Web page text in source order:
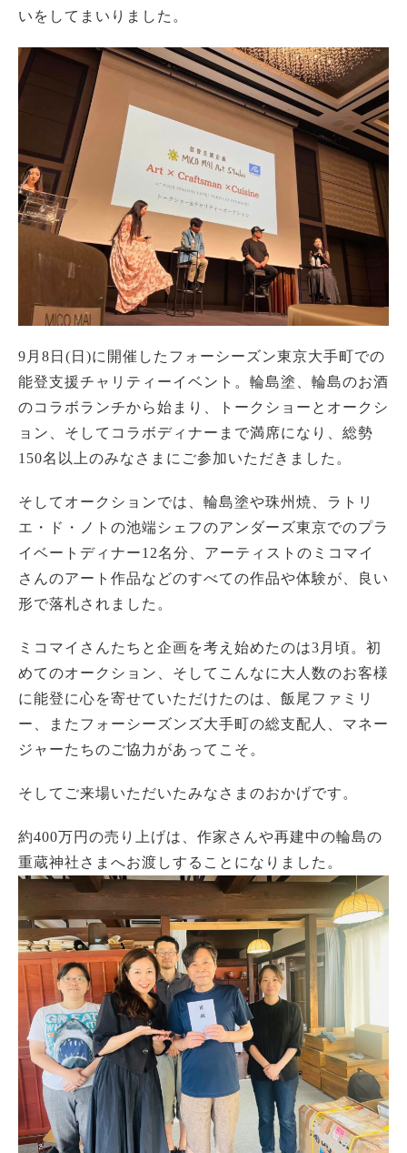
いをしてまいりました。
9月8日(日)に開催したフォーシーズン東京大手町での
能登支援チャリティーイベント。輪島塗、輪島のお酒
のコラボランチから始まり、トークショーとオークシ
ョン、そしてコラボディナーまで満席になり、総勢
150名以上のみなさまにご参加いただきました。
そしてオークションでは、輪島塗や珠州焼、ラトリ
エ・ド・ノトの池端シェフのアンダーズ東京でのプラ
イベートディナー12名分、アーティストのミコマイ
さんのアート作品などのすべての作品や体験が、良い
形で落札されました。
ミコマイさんたちと企画を考え始めたのは3月頃。初
めてのオークション、そしてこんなに大人数のお客様
に能登に心を寄せていただけたのは、飯尾ファミリ
ー、またフォーシーズンズ大手町の総支配人、マネー
ジャーたちのご協力があってこそ。
そしてご来場いただいたみなさまのおかげです。
約400万円の売り上げは、作家さんや再建中の輪島の
重蔵神社さまへお渡しすることになりました。